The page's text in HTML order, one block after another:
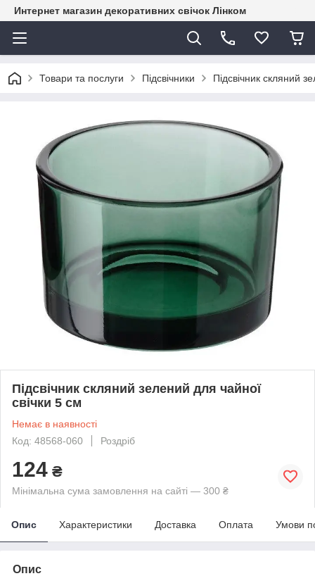
Интернет магазин декоративних свічок Лінком
Товари та послуги Підсвічники Підсвічник скляний
Підсвічник скляний зелений для чайної
свічки 5 см
Немає в наявності
Код: 48568-060
Роздріб
124 ₴
Мінімальна сума замовлення на сайті — 300 ₴
Опис Характеристики Доставка Оплата Умови
Опис